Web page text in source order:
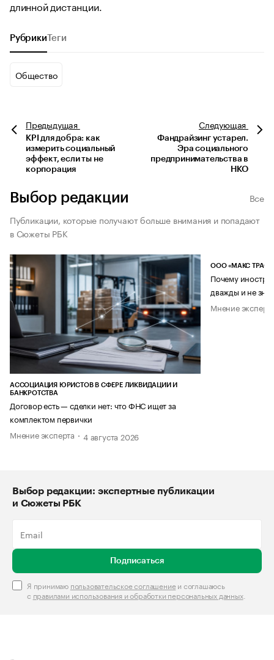
длинной дистанции.
Рубрики Теги
Общество
Предыдущая
KPI для добра: как
измерить социальный
эффект, если ты не
корпорация
Следующая
Фандрайзинг устарел.
Эра социального
предпринимательства в
НКО
Выбор редакции
Все
Публикации, которые получают больше внимания и попадают
в Сюжеты РБК
АССОЦИАЦИЯ ЮРИСТОВ В СФЕРЕ ЛИКВИДАЦИИ И
БАНКРОТСТВА
Договор есть — сделки нет: что ФНС ищет за
комплектом первички
Мнение эксперта
4 августа 2026
ООО «МАКС ТРАСТ»
Почему
дважды и не
Мнение
Выбор редакции: экспертные публикации
и Сюжеты РБК
Подписаться
Я принимаю пользовательское соглашениеи соглашаюсь
с правилами использования и обработки персональных данных.